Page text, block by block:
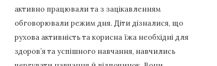
активно працювали та з зацікавленням
обговорювали режим дня. Діти дізналися, що
рухова активність та корисна їжа необхідні для
здоров’я та успішного навчання, навчились